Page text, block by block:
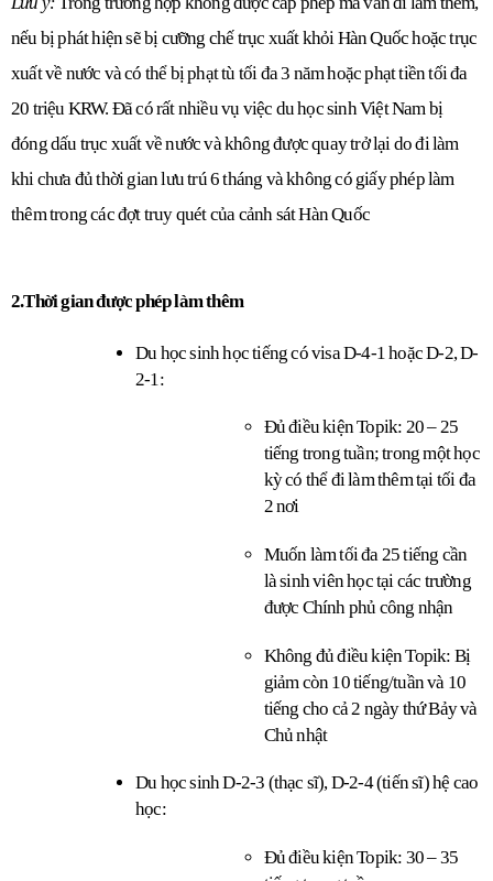
nếu bị phát hiện sẽ bị cưỡng chế trục xuất khỏi Hàn Quốc hoặc trục
xuất về nước và có thể bị phạt tù tối đa 3 năm hoặc phạt tiền tối đa
20 triệu KRW. Đã có rất nhiều vụ việc du học sinh Việt Nam bị
đóng dấu trục xuất về nước và không được quay trở lại do đi làm
khi chưa đủ thời gian lưu trú 6 tháng và không có giấy phép làm
thêm trong các đợt truy quét của cảnh sát Hàn Quốc
2.Thời gian được phép làm thêm
Du học sinh học tiếng có visa D-4-1 hoặc D-2, D-
2-1:
Đủ điều kiện Topik: 20 – 25
tiếng trong tuần; trong một học
kỳ có thể đi làm thêm tại tối đa
2 nơi
Muốn làm tối đa 25 tiếng cần
là sinh viên học tại các trường
được Chính phủ công nhận
Không đủ điều kiện Topik: Bị
giảm còn 10 tiếng/tuần và 10
tiếng cho cả 2 ngày thứ Bảy và
Chủ nhật
Du học sinh D-2-3 (thạc sĩ), D-2-4 (tiến sĩ) hệ cao
học:
Đủ điều kiện Topik: 30 – 35